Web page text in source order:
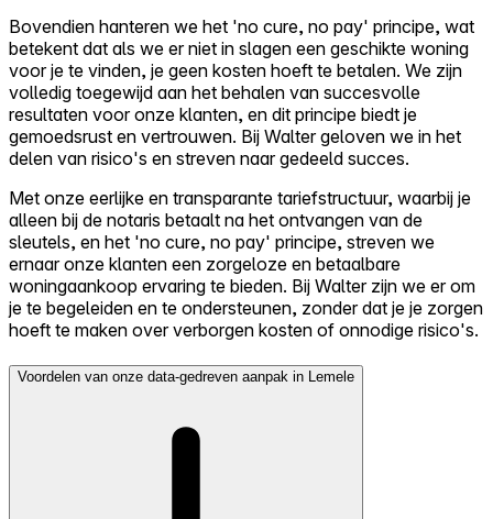
Bovendien hanteren we het 'no cure, no pay' principe, wat
betekent dat als we er niet in slagen een geschikte woning
voor je te vinden, je geen kosten hoeft te betalen. We zijn
volledig toegewijd aan het behalen van succesvolle
resultaten voor onze klanten, en dit principe biedt je
gemoedsrust en vertrouwen. Bij Walter geloven we in het
delen van risico's en streven naar gedeeld succes.
Met onze eerlijke en transparante tariefstructuur, waarbij je
alleen bij de notaris betaalt na het ontvangen van de
sleutels, en het 'no cure, no pay' principe, streven we
ernaar onze klanten een zorgeloze en betaalbare
woningaankoop ervaring te bieden. Bij Walter zijn we er om
je te begeleiden en te ondersteunen, zonder dat je je zorgen
hoeft te maken over verborgen kosten of onnodige risico's.
Voordelen van onze data-gedreven aanpak in Lemele